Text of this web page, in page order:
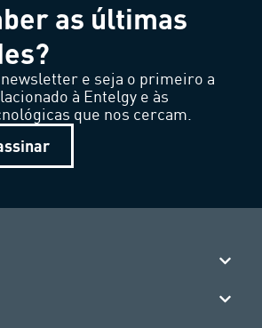
as últimas
e seja o primeiro a
à Entelgy e às
que nos cercam.